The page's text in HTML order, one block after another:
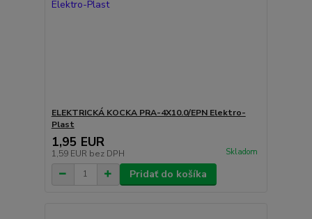
ELEKTRICKÁ KOCKA PRA-4X10.0/EPN Elektro-
Plast
1,95 EUR
1,59 EUR bez DPH Skladom
Pridať do košíka